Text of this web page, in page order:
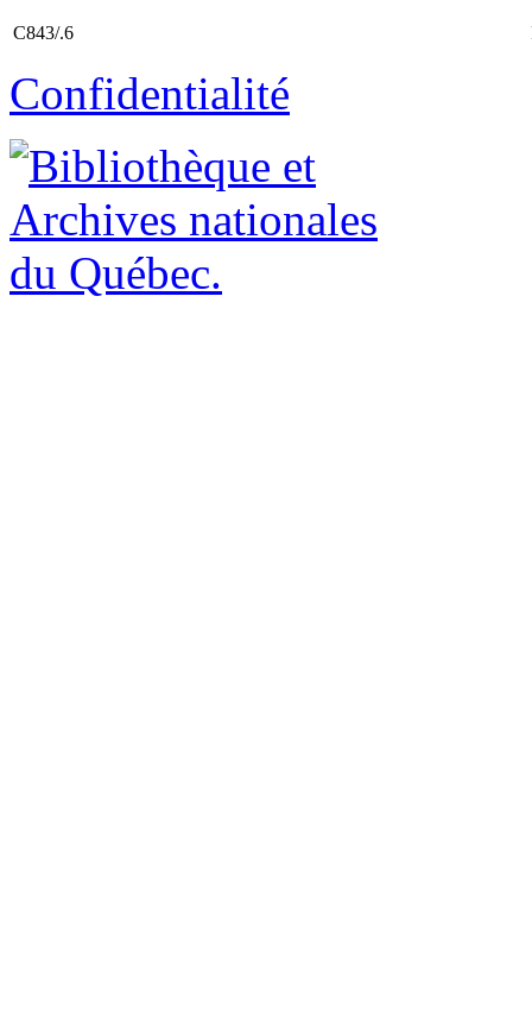
C843/.6
Confidentialité